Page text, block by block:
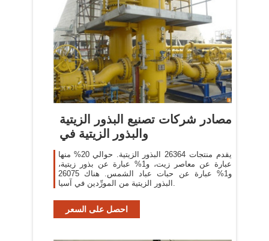
مصادر شركات تصنيع البذور الزيتية
والبذور الزيتية في
يقدم منتجات 26364 البذور الزيتية. حوالي 20% منها
عبارة عن معاصر زيت، و1% عبارة عن بذور زيتية،
و1% عبارة عن حبات عباد الشمس. هناك 26075
البذور الزيتية من المورِّدين في آسيا.
احصل على السعر